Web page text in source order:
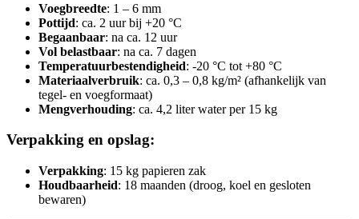
Voegbreedte: 1 – 6 mm
Pottijd: ca. 2 uur bij +20 °C
Begaanbaar: na ca. 12 uur
Vol belastbaar: na ca. 7 dagen
Temperatuurbestendigheid: -20 °C tot +80 °C
Materiaalverbruik: ca. 0,3 – 0,8 kg/m² (afhankelijk van
tegel- en voegformaat)
Mengverhouding: ca. 4,2 liter water per 15 kg
Verpakking en opslag:
Verpakking: 15 kg papieren zak
Houdbaarheid: 18 maanden (droog, koel en gesloten
bewaren)